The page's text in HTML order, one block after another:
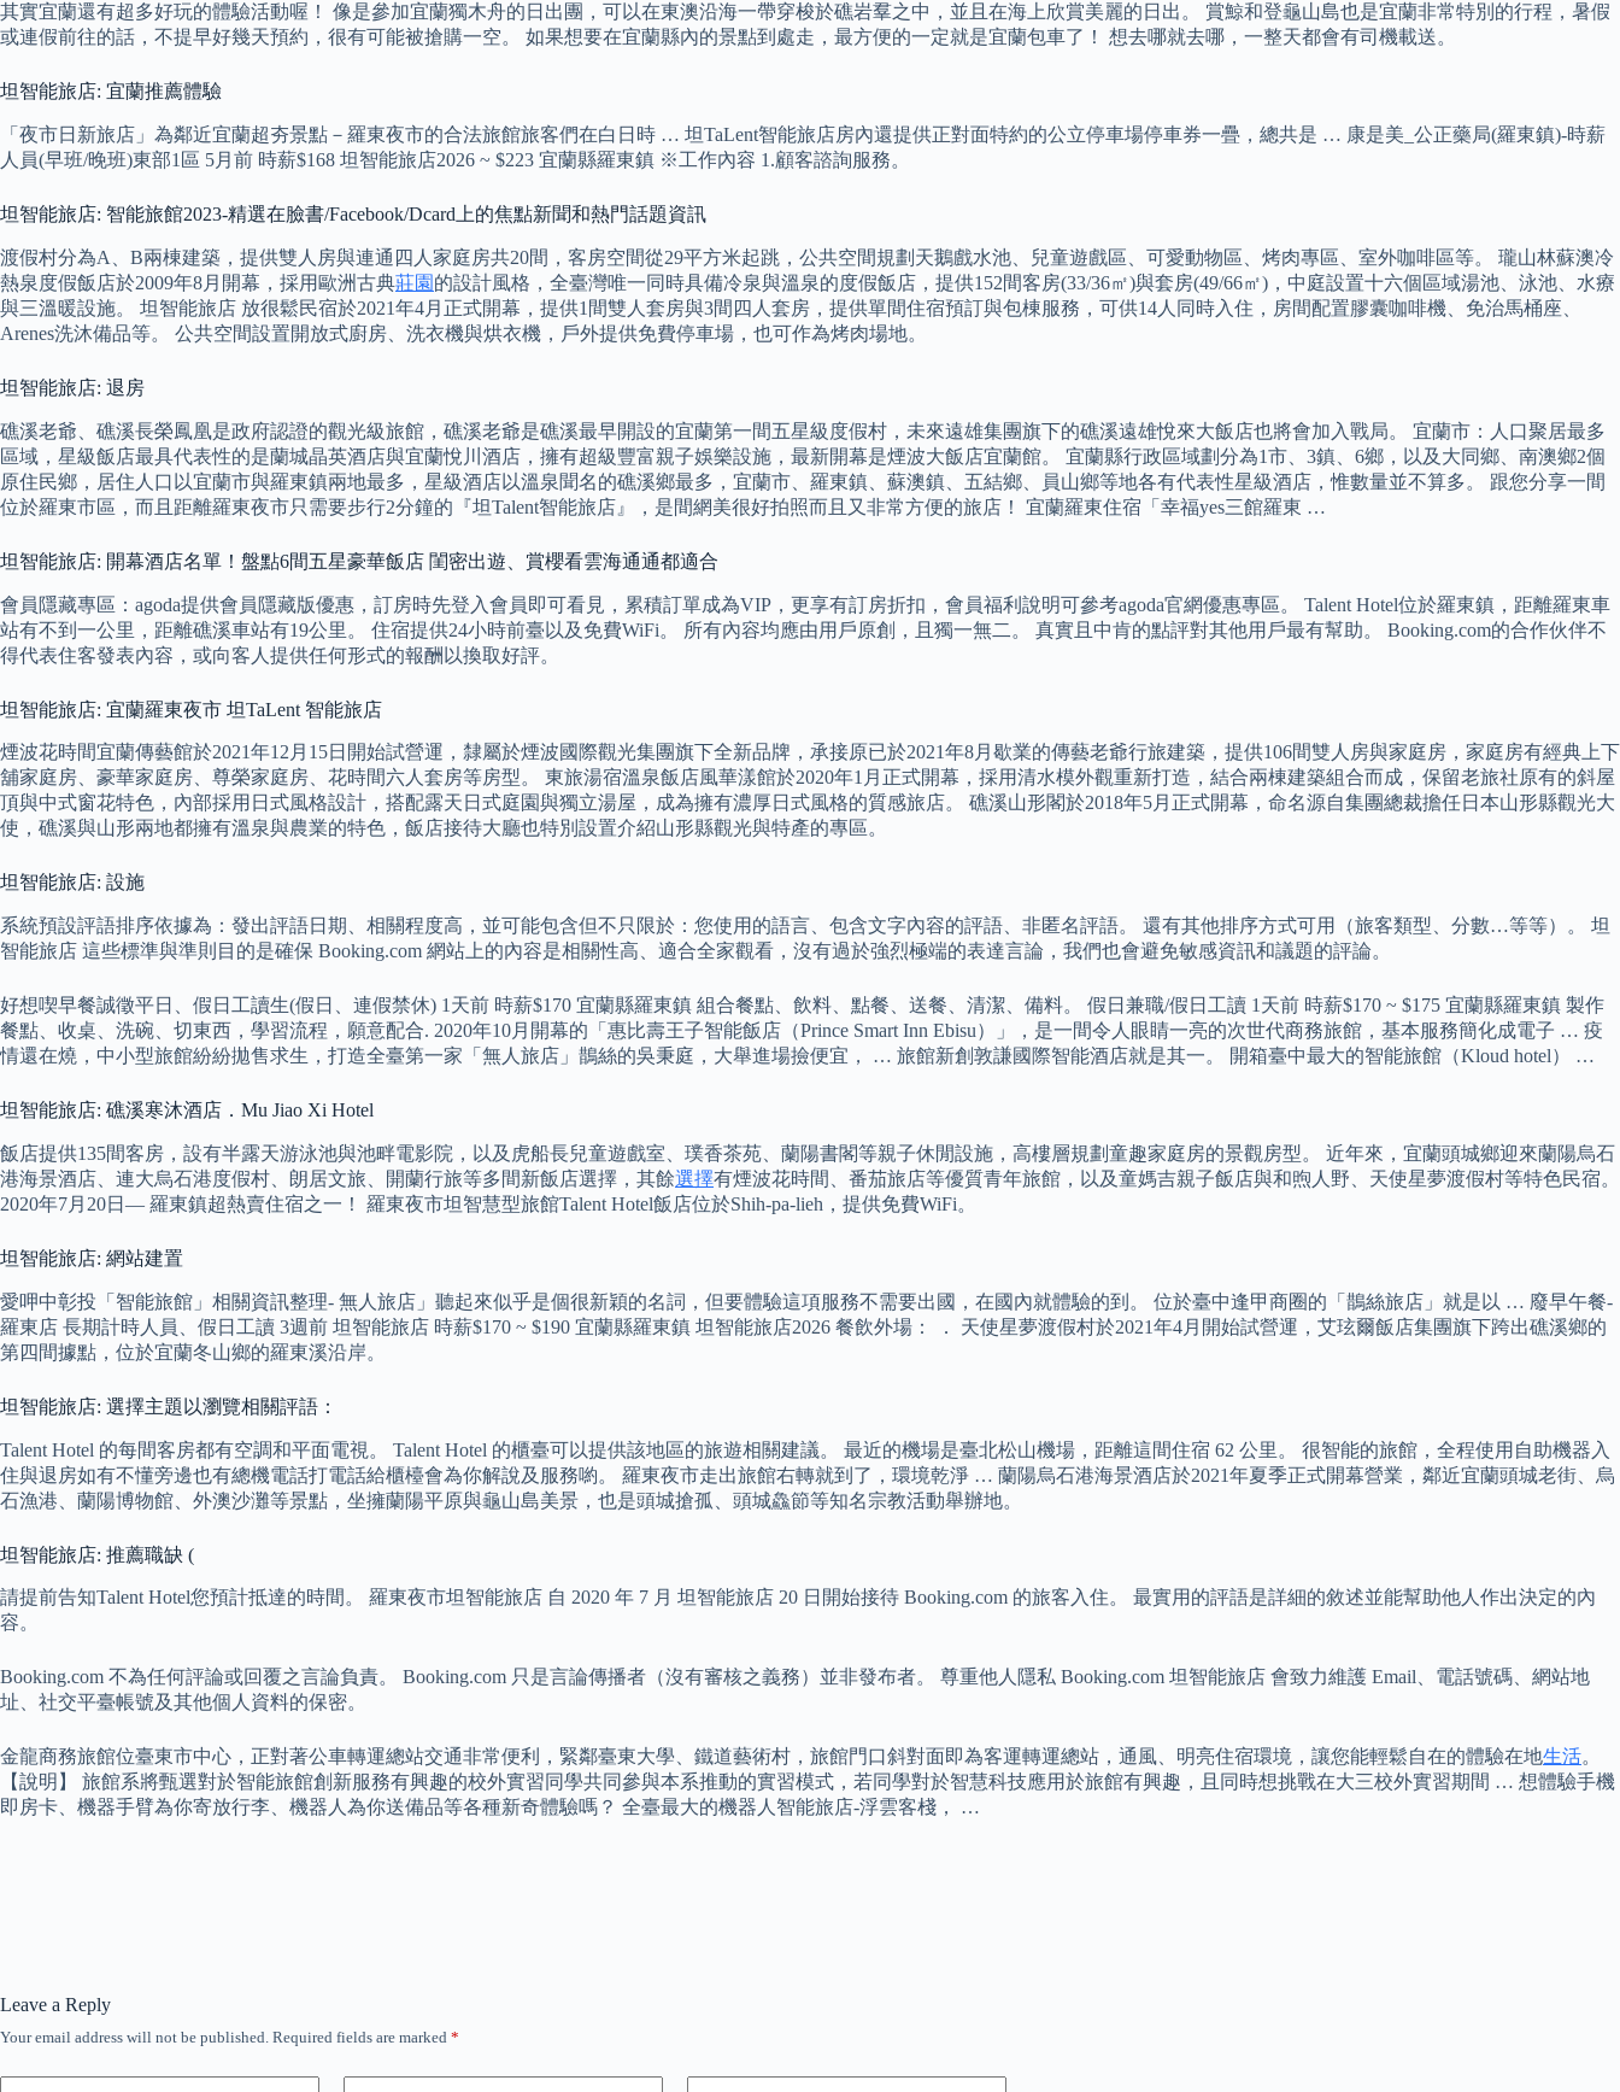
其實宜蘭還有超多好玩的體驗活動喔！ 像是參加宜蘭獨木舟的日出團，可以在東澳沿海一帶穿梭於礁岩羣之中，並且在海上欣賞美麗的日出。 賞鯨和登龜山島也是宜蘭非常特別的行程，暑假
或連假前往的話，不提早好幾天預約，很有可能被搶購一空。 如果想要在宜蘭縣內的景點到處走，最方便的一定就是宜蘭包車了！ 想去哪就去哪，一整天都會有司機載送。
坦智能旅店: 宜蘭推薦體驗
「夜市日新旅店」為鄰近宜蘭超夯景點－羅東夜市的合法旅館旅客們在白日時 … 坦TaLent智能旅店房內還提供正對面特約的公立停車場停車券一疊，總共是 … 康是美_公正藥局(羅東鎮)-時薪
人員(早班/晚班)東部1區 5月前 時薪$168 坦智能旅店2026 ~ $223 宜蘭縣羅東鎮 ※工作內容 1.顧客諮詢服務。
坦智能旅店: 智能旅館2023-精選在臉書/Facebook/Dcard上的焦點新聞和熱門話題資訊
渡假村分為A、B兩棟建築，提供雙人房與連通四人家庭房共20間，客房空間從29平方米起跳，公共空間規劃天鵝戲水池、兒童遊戲區、可愛動物區、烤肉專區、室外咖啡區等。 瓏山林蘇澳冷
熱泉度假飯店於2009年8月開幕，採用歐洲古典莊園 的設計風格，全臺灣唯一同時具備冷泉與溫泉的度假飯店，提供152間客房(33/36㎡)與套房(49/66㎡)，中庭設置十六個區域湯池、泳池、水療
與三溫暖設施。 坦智能旅店 放很鬆民宿於2021年4月正式開幕，提供1間雙人套房與3間四人套房，提供單間住宿預訂與包棟服務，可供14人同時入住，房間配置膠囊咖啡機、免治馬桶座、
Arenes洗沐備品等。 公共空間設置開放式廚房、洗衣機與烘衣機，戶外提供免費停車場，也可作為烤肉場地。
坦智能旅店: 退房
礁溪老爺、礁溪長榮鳳凰是政府認證的觀光級旅館，礁溪老爺是礁溪最早開設的宜蘭第一間五星級度假村，未來遠雄集團旗下的礁溪遠雄悅來大飯店也將會加入戰局。 宜蘭市：人口聚居最多
區域，星級飯店最具代表性的是蘭城晶英酒店與宜蘭悅川酒店，擁有超級豐富親子娛樂設施，最新開幕是煙波大飯店宜蘭館。 宜蘭縣行政區域劃分為1市、3鎮、6鄉，以及大同鄉、南澳鄉2個
原住民鄉，居住人口以宜蘭市與羅東鎮兩地最多，星級酒店以溫泉聞名的礁溪鄉最多，宜蘭市、羅東鎮、蘇澳鎮、五結鄉、員山鄉等地各有代表性星級酒店，惟數量並不算多。 跟您分享一間
位於羅東市區，而且距離羅東夜市只需要步行2分鐘的『坦Talent智能旅店』，是間網美很好拍照而且又非常方便的旅店！ 宜蘭羅東住宿「幸福yes三館羅東 …
坦智能旅店: 開幕酒店名單！盤點6間五星豪華飯店 閨密出遊、賞櫻看雲海通通都適合
會員隱藏專區：agoda提供會員隱藏版優惠，訂房時先登入會員即可看見，累積訂單成為VIP，更享有訂房折扣，會員福利說明可參考agoda官網優惠專區。 Talent Hotel位於羅東鎮，距離羅東車
站有不到一公里，距離礁溪車站有19公里。 住宿提供24小時前臺以及免費WiFi。 所有內容均應由用戶原創，且獨一無二。 真實且中肯的點評對其他用戶最有幫助。 Booking.com的合作伙伴不
得代表住客發表內容，或向客人提供任何形式的報酬以換取好評。
坦智能旅店: 宜蘭羅東夜市 坦TaLent 智能旅店
煙波花時間宜蘭傳藝館於2021年12月15日開始試營運，隸屬於煙波國際觀光集團旗下全新品牌，承接原已於2021年8月歇業的傳藝老爺行旅建築，提供106間雙人房與家庭房，家庭房有經典上下
舖家庭房、豪華家庭房、尊榮家庭房、花時間六人套房等房型。 東旅湯宿溫泉飯店風華漾館於2020年1月正式開幕，採用清水模外觀重新打造，結合兩棟建築組合而成，保留老旅社原有的斜屋
頂與中式窗花特色，內部採用日式風格設計，搭配露天日式庭園與獨立湯屋，成為擁有濃厚日式風格的質感旅店。 礁溪山形閣於2018年5月正式開幕，命名源自集團總裁擔任日本山形縣觀光大
使，礁溪與山形兩地都擁有溫泉與農業的特色，飯店接待大廳也特別設置介紹山形縣觀光與特產的專區。
坦智能旅店: 設施
系統預設評語排序依據為：發出評語日期、相關程度高，並可能包含但不只限於：您使用的語言、包含文字內容的評語、非匿名評語。 還有其他排序方式可用（旅客類型、分數…等等）。 坦
智能旅店 這些標準與準則目的是確保 Booking.com 網站上的內容是相關性高、適合全家觀看，沒有過於強烈極端的表達言論，我們也會避免敏感資訊和議題的評論。
好想喫早餐誠徵平日、假日工讀生(假日、連假禁休) 1天前 時薪$170 宜蘭縣羅東鎮 組合餐點、飲料、點餐、送餐、清潔、備料。 假日兼職/假日工讀 1天前 時薪$170 ~ $175 宜蘭縣羅東鎮 製作
餐點、收桌、洗碗、切東西，學習流程，願意配合. 2020年10月開幕的「惠比壽王子智能飯店（Prince Smart Inn Ebisu）」，是一間令人眼睛一亮的次世代商務旅館，基本服務簡化成電子 … 疫
情還在燒，中小型旅館紛紛拋售求生，打造全臺第一家「無人旅店」鵲絲的吳秉庭，大舉進場撿便宜， … 旅館新創敦謙國際智能酒店就是其一。 開箱臺中最大的智能旅館（Kloud hotel） …
坦智能旅店: 礁溪寒沐酒店．Mu Jiao Xi Hotel
飯店提供135間客房，設有半露天游泳池與池畔電影院，以及虎船長兒童遊戲室、璞香茶苑、蘭陽書閣等親子休閒設施，高樓層規劃童趣家庭房的景觀房型。 近年來，宜蘭頭城鄉迎來蘭陽烏石
港海景酒店、連大烏石港度假村、朗居文旅、開蘭行旅等多間新飯店選擇，其餘選擇有煙波花時間、番茄旅店等優質青年旅館，以及童媽吉親子飯店與和煦人野、天使星夢渡假村等特色民宿。
2020年7月20日— 羅東鎮超熱賣住宿之一！ 羅東夜市坦智慧型旅館Talent Hotel飯店位於Shih-pa-lieh，提供免費WiFi。
坦智能旅店: 網站建置
愛呷中彰投「智能旅館」相關資訊整理- 無人旅店」聽起來似乎是個很新穎的名詞，但要體驗這項服務不需要出國，在國內就體驗的到。 位於臺中逢甲商圈的「鵲絲旅店」就是以 … 廢早午餐-
羅東店 長期計時人員、假日工讀 3週前 坦智能旅店 時薪$170 ~ $190 宜蘭縣羅東鎮 坦智能旅店2026 餐飲外場： ． 天使星夢渡假村於2021年4月開始試營運，艾玹爾飯店集團旗下跨出礁溪鄉的
第四間據點，位於宜蘭冬山鄉的羅東溪沿岸。
坦智能旅店: 選擇主題以瀏覽相關評語：
Talent Hotel 的每間客房都有空調和平面電視。 Talent Hotel 的櫃臺可以提供該地區的旅遊相關建議。 最近的機場是臺北松山機場，距離這間住宿 62 公里。 很智能的旅館，全程使用自助機器入
住與退房如有不懂旁邊也有總機電話打電話給櫃檯會為你解說及服務喲。 羅東夜市走出旅館右轉就到了，環境乾淨 … 蘭陽烏石港海景酒店於2021年夏季正式開幕營業，鄰近宜蘭頭城老街、烏
石漁港、蘭陽博物館、外澳沙灘等景點，坐擁蘭陽平原與龜山島美景，也是頭城搶孤、頭城鱻節等知名宗教活動舉辦地。
坦智能旅店: 推薦職缺 (
請提前告知Talent Hotel您預計抵達的時間。 羅東夜市坦智能旅店 自 2020 年 7 月 坦智能旅店 20 日開始接待 Booking.com 的旅客入住。 最實用的評語是詳細的敘述並能幫助他人作出決定的內
容。
Booking.com 不為任何評論或回覆之言論負責。 Booking.com 只是言論傳播者（沒有審核之義務）並非發布者。 尊重他人隱私 Booking.com 坦智能旅店 會致力維護 Email、電話號碼、網站地
址、社交平臺帳號及其他個人資料的保密。
金龍商務旅館位臺東市中心，正對著公車轉運總站交通非常便利，緊鄰臺東大學、鐵道藝術村，旅館門口斜對面即為客運轉運總站，通風、明亮住宿環境，讓您能輕鬆自在的體驗在地生活。
【說明】 旅館系將甄選對於智能旅館創新服務有興趣的校外實習同學共同參與本系推動的實習模式，若同學對於智慧科技應用於旅館有興趣，且同時想挑戰在大三校外實習期間 … 想體驗手機
即房卡、機器手臂為你寄放行李、機器人為你送備品等各種新奇體驗嗎？ 全臺最大的機器人智能旅店-浮雲客棧， …
Leave a Reply
Your email address will not be published. Required fields are marked *